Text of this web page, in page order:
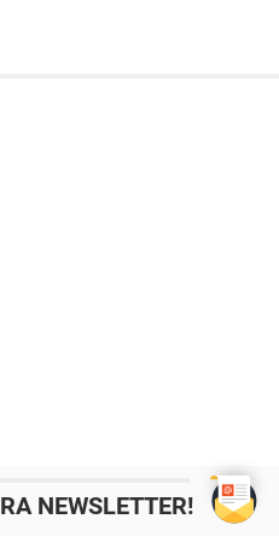
NEWSLETTER!